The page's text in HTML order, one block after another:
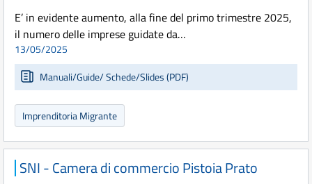
E’ in evidente aumento, alla fine del primo trimestre 2025,
il numero delle imprese guidate da…
13/05/2025
Manuali/Guide/ Schede/Slides (PDF)
Imprenditoria Migrante
SNI - Camera di commercio Pistoia Prato